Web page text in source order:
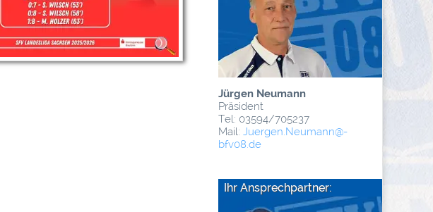
Jürgen Neumann
Präsident
Tel: 03594/705237
Mail: Juergen.Neumann@­
bfv08.de
Ihr Ansprechpartner: